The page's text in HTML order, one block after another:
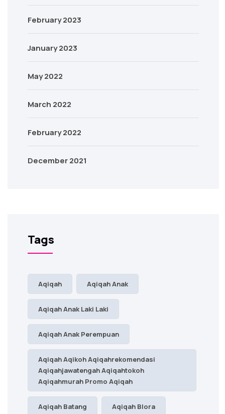
February 2023
January 2023
May 2022
March 2022
February 2022
December 2021
Tags
Aqiqah Aqiqah Anak
Aqiqah Anak Laki Laki
Aqiqah Anak Perempuan
Aqiqah Aqikoh Aqiqahrekomendasi
Aqiqahjawatengah Aqiqahtokoh
Aqiqahmurah Promo Aqiqah
Aqiqah Batang Aqiqah Blora